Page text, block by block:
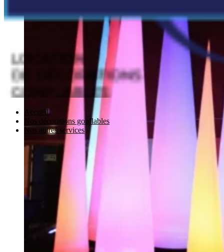
Accueil
Nos décorations gonflables
Nos autres services